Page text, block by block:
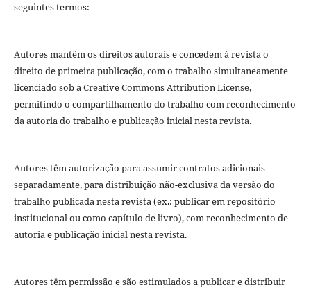
seguintes termos:
Autores mantêm os direitos autorais e concedem à revista o
direito de primeira publicação, com o trabalho simultaneamente
licenciado sob a Creative Commons Attribution License,
permitindo o compartilhamento do trabalho com reconhecimento
da autoria do trabalho e publicação inicial nesta revista.
Autores têm autorização para assumir contratos adicionais
separadamente, para distribuição não-exclusiva da versão do
trabalho publicada nesta revista (ex.: publicar em repositório
institucional ou como capítulo de livro), com reconhecimento de
autoria e publicação inicial nesta revista.
Autores têm permissão e são estimulados a publicar e distribuir